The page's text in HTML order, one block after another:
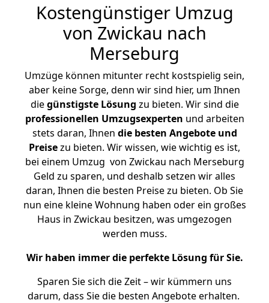
Kostengünstiger Umzug
von Zwickau nach
Merseburg
Umzüge können mitunter recht kostspielig sein,
aber keine Sorge, denn wir sind hier, um Ihnen
diegünstigste Lösung zu bieten. Wir sind die
professionellen Umzugsexperten und arbeiten
stets daran, Ihnen die besten Angebote und
Preisezu bieten. Wir wissen, wie wichtig es ist,
bei einem Umzug von Zwickau nach Merseburg
Geld zu sparen, und deshalb setzen wir alles
daran, Ihnen die besten Preise zu bieten. Ob Sie
nun eine kleine Wohnung haben oder ein großes
Haus in Zwickau besitzen, was umgezogen
werden muss.
Wir haben immer die perfekte Lösung für Sie.
Sparen Sie sich die Zeit – wir kümmern uns
darum, dass Sie die besten Angebote erhalten.